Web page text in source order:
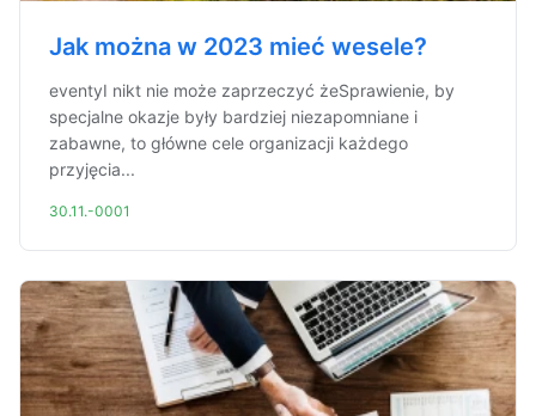
Jak można w 2023 mieć wesele?
eventyI nikt nie może zaprzeczyć żeSprawienie, by
specjalne okazje były bardziej niezapomniane i
zabawne, to główne cele organizacji każdego
przyjęcia...
30.11.-0001